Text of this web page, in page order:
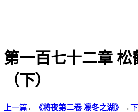
第一百七十二章 松
（下）
上一篇 ← 《将夜第二卷 凛冬之湖》 →